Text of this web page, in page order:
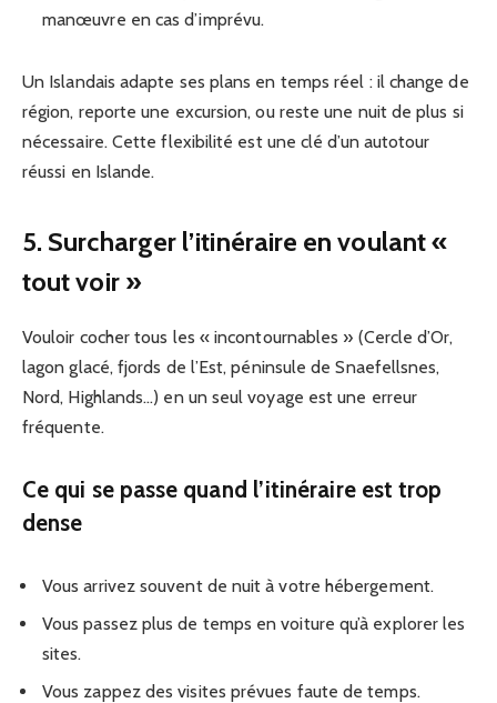
manœuvre en cas d’imprévu.
Un Islandais adapte ses plans en temps réel : il change de
région, reporte une excursion, ou reste une nuit de plus si
nécessaire. Cette flexibilité est une clé d’un autotour
réussi en Islande.
5. Surcharger l’itinéraire en voulant «
tout voir »
Vouloir cocher tous les « incontournables » (Cercle d’Or,
lagon glacé, fjords de l’Est, péninsule de Snaefellsnes,
Nord, Highlands…) en un seul voyage est une erreur
fréquente.
Ce qui se passe quand l’itinéraire est trop
dense
Vous arrivez souvent de nuit à votre hébergement.
Vous passez plus de temps en voiture qu’à explorer les
sites.
Vous zappez des visites prévues faute de temps.